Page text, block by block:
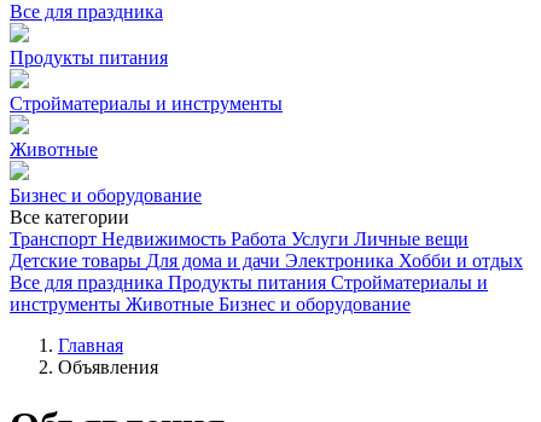
Все для праздника
Продукты питания
Стройматериалы и инструменты
Животные
Бизнес и оборудование
Все категории
Транспорт Недвижимость Работа Услуги Личные вещи
Детские товары Для дома и дачи Электроника Хобби и отдых
Все для праздника Продукты питания Стройматериалы и
инструменты Животные Бизнес и оборудование
Главная
Объявления